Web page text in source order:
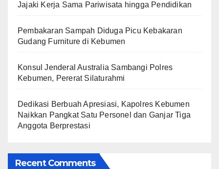
Jajaki Kerja Sama Pariwisata hingga Pendidikan
Pembakaran Sampah Diduga Picu Kebakaran
Gudang Furniture di Kebumen
Konsul Jenderal Australia Sambangi Polres
Kebumen, Pererat Silaturahmi
Dedikasi Berbuah Apresiasi, Kapolres Kebumen
Naikkan Pangkat Satu Personel dan Ganjar Tiga
Anggota Berprestasi
Recent Comments